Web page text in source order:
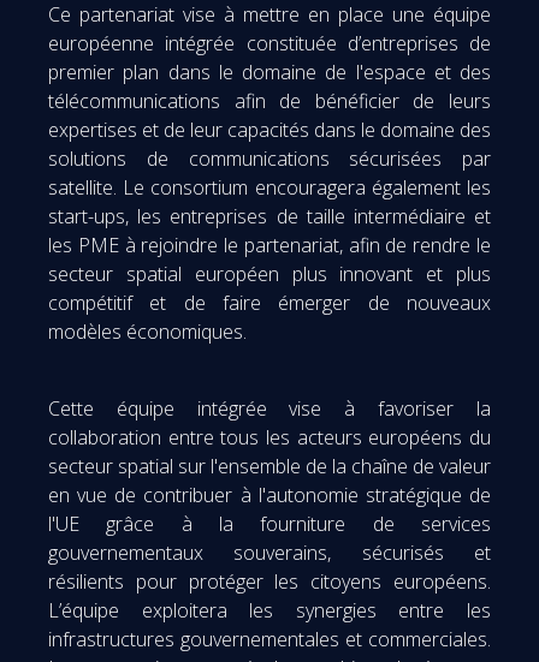
Ce partenariat vise à mettre en place une équipe
européenne intégrée constituée d’entreprises de
premier plan dans le domaine de l'espace et des
télécommunications afin de bénéficier de leurs
expertises et de leur capacités dans le domaine des
solutions de communications sécurisées par
satellite. Le consortium encouragera également les
start-ups, les entreprises de taille intermédiaire et
les PME à rejoindre le partenariat, afin de rendre le
secteur spatial européen plus innovant et plus
compétitif et de faire émerger de nouveaux
modèles économiques.
Cette équipe intégrée vise à favoriser la
collaboration entre tous les acteurs européens du
secteur spatial sur l'ensemble de la chaîne de valeur
en vue de contribuer à l'autonomie stratégique de
l'UE grâce à la fourniture de services
gouvernementaux souverains, sécurisés et
résilients pour protéger les citoyens européens.
L’équipe exploitera les synergies entre les
infrastructures gouvernementales et commerciales.